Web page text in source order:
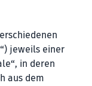
jeweils einer
in deren
aus dem